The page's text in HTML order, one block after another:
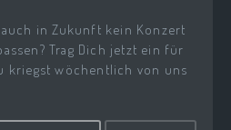
in Zukunft kein Konzert
Trag Dich jetzt ein für
kriegst wöchentlich von uns